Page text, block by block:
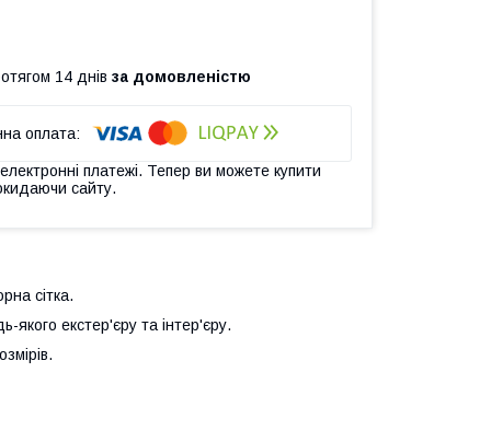
14 днів за домовленістю
платежі. Тепер ви можете купити
сайту.
сітка.
якого екстер'єру та інтер'єру.